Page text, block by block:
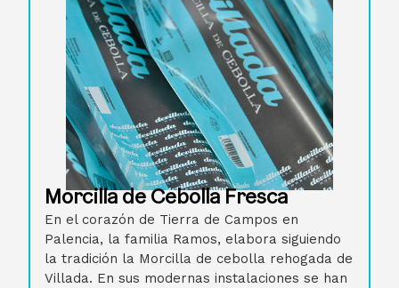
Morcilla de Cebolla Fresca
En el corazón de Tierra de Campos en
Palencia, la familia Ramos, elabora siguiendo
la tradición la Morcilla de cebolla rehogada de
Villada. En sus modernas instalaciones se han